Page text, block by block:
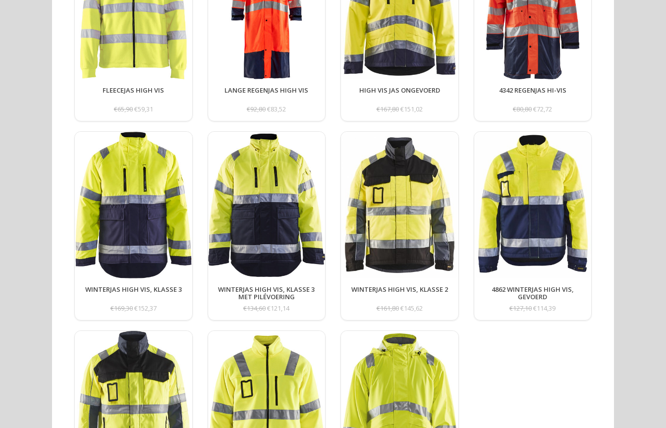
FLEECEJAS HIGH VIS
€65,90€59,31
LANGE REGENJAS HIGH VIS
€92,80€83,52
HIGH VIS JAS ONGEVOERD
€167,80€151,02
4342 REGENJAS HI-VIS
€80,80€72,72
WINTERJAS HIGH VIS, KLASSE 3
€169,30€152,37
WINTERJAS HIGH VIS, KLASSE 3
MET PILÉVOERING
€134,60€121,14
WINTERJAS HIGH VIS, KLASSE 2
€161,80€145,62
4862 WINTERJAS HIGH VIS,
GEVOERD
€127,10€114,39